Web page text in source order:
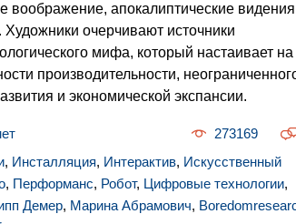
воображение, апокалиптические
Художники очерчивают источники
мифа, который настаивает на
производительности,
и экономической экспансии.
273169
, Инсталляция, Интерактив, Искусственный
, Перформанс, Робот, Цифровые технологии,
Демер, Марина Абрамович,